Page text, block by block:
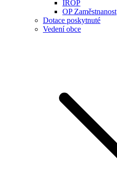
IROP
OP Zaměstnanost
Dotace poskytnuté
Vedení obce